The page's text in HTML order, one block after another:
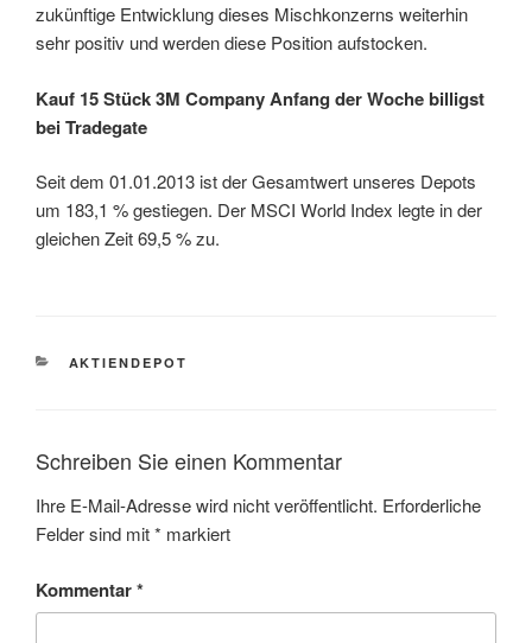
zukünftige Entwicklung dieses Mischkonzerns weiterhin
sehr positiv und werden diese Position aufstocken.
Kauf 15 Stück 3M Company Anfang der Woche billigst
bei Tradegate
Seit dem 01.01.2013 ist der Gesamtwert unseres Depots
um 183,1 % gestiegen. Der MSCI World Index legte in der
gleichen Zeit 69,5 % zu.
KATEGORIEN
AKTIENDEPOT
Schreiben Sie einen Kommentar
Ihre E-Mail-Adresse wird nicht veröffentlicht. Erforderliche
Felder sind mit* markiert
Kommentar*